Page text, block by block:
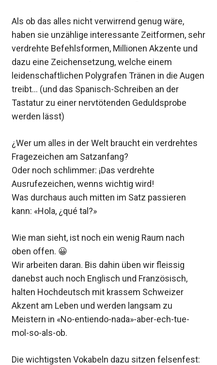
Als ob das alles nicht verwirrend genug wäre,
haben sie unzählige interessante Zeitformen, sehr
verdrehte Befehlsformen, Millionen Akzente und
dazu eine Zeichensetzung, welche einem
leidenschaftlichen Polygrafen Tränen in die Augen
treibt… (und das Spanisch-Schreiben an der
Tastatur zu einer nervtötenden Geduldsprobe
werden lässt)
¿Wer um alles in der Welt braucht ein verdrehtes
Fragezeichen am Satzanfang?
Oder noch schlimmer: ¡Das verdrehte
Ausrufezeichen, wenns wichtig wird!
Was durchaus auch mitten im Satz passieren
kann: «Hola, ¿qué tal?»
Wie man sieht, ist noch ein wenig Raum nach
oben offen. 😀
Wir arbeiten daran. Bis dahin üben wir fleissig
danebst auch noch Englisch und Französisch,
halten Hochdeutsch mit krassem Schweizer
Akzent am Leben und werden langsam zu
Meistern in «No-entiendo-nada»-aber-ech-tue-
mol-so-als-ob.
Die wichtigsten Vokabeln dazu sitzen felsenfest: